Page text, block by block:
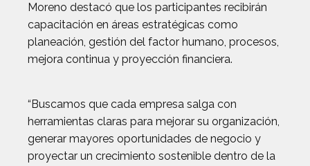
Moreno destacó que los participantes recibirán
capacitación en áreas estratégicas como
planeación, gestión del factor humano, procesos,
mejora continua y proyección financiera.
“Buscamos que cada empresa salga con
herramientas claras para mejorar su organización,
generar mayores oportunidades de negocio y
proyectar un crecimiento sostenible dentro de la